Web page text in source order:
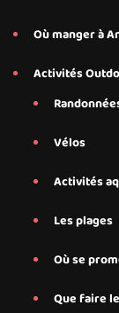
Où manger à
Activités
Vélos
Activités
Les plages
Où se
Que faire